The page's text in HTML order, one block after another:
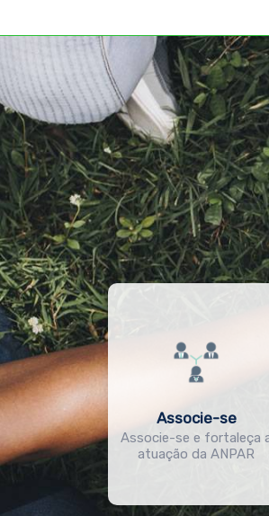
Associe-se
Associe-se e fortaleça
atuação da ANPAR